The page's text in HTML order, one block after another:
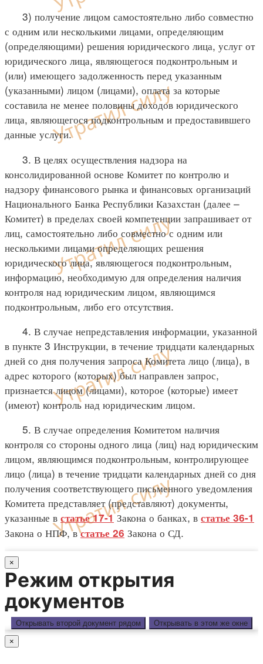
3) получение лицом самостоятельно либо совместно
с одним или несколькими лицами, определяющим
(определяющими) решения юридического лица, услуг от
юридического лица, являющегося подконтрольным и
(или) имеющего задолженность перед указанным
(указанными) лицом (лицами), оплата за которые
составила не менее половины доходов юридического
лица, являющегося подконтрольным и предоставившего
данные услуги.
3. В целях осуществления надзора на
консолидированной основе Комитет по контролю и
надзору финансового рынка и финансовых организаций
Национального Банка Республики Казахстан (далее –
Комитет) в пределах своей компетенции запрашивает от
лиц, самостоятельно либо совместно с одним или
несколькими лицами определяющих решения
юридического лица, являющегося подконтрольным,
информацию, необходимую для определения наличия
контроля над юридическим лицом, являющимся
подконтрольным, либо его отсутствия.
4. В случае непредставления информации, указанной
в пункте 3 Инструкции, в течение тридцати календарных
дней со дня получения запроса Комитета лицо (лица), в
адрес которого (которых) был направлен запрос,
признается лицом (лицами), которое (которые) имеет
(имеют) контроль над юридическим лицом.
5. В случае определения Комитетом наличия
контроля со стороны одного лица (лиц) над юридическим
лицом, являющимся подконтрольным, контролирующее
лицо (лица) в течение тридцати календарных дней со дня
получения соответствующего письменного уведомления
Комитета представляет (представляют) документы,
указанные в статье 17-1Закона о банках, в статье 36-1
Закона о НПФ, встатье 26 Закона о СД.
×
Режим открытия
документов
Открывать второй документ рядом Открывать в этом же окне
×